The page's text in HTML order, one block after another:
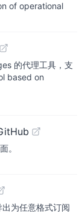
of operational
的代理工具，支
based on
。
为任意格式订阅